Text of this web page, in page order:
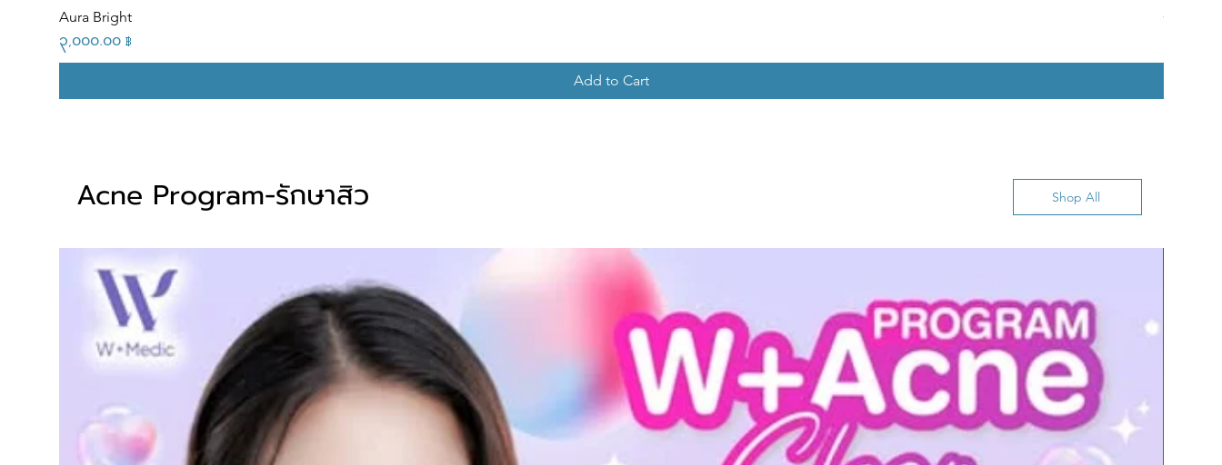
Aura Bright
Price
၃,၀၀၀.၀၀ ฿
Add to Cart
Acne Program-รักษาสิว Shop All